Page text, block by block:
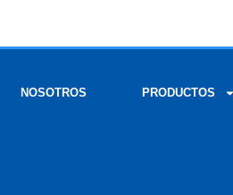
NOSOTROS PRODUCTOS